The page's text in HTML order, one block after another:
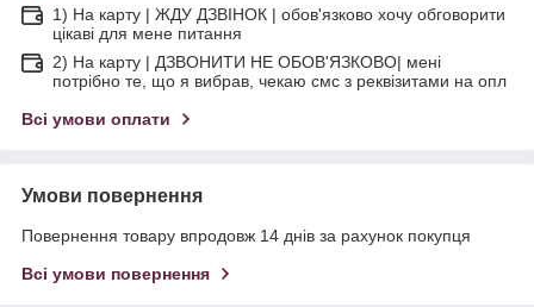
1) На карту | ЖДУ ДЗВІНОК | обов'язково хочу обговорити
цікаві для мене питання
2) На карту | ДЗВОНИТИ НЕ ОБОВ'ЯЗКОВО| мені
потрібно те, що я вибрав, чекаю смс з реквізитами на опл
Всі умови оплати
Умови повернення
Повернення товару впродовж 14 днів за рахунок покупця
Всі умови повернення